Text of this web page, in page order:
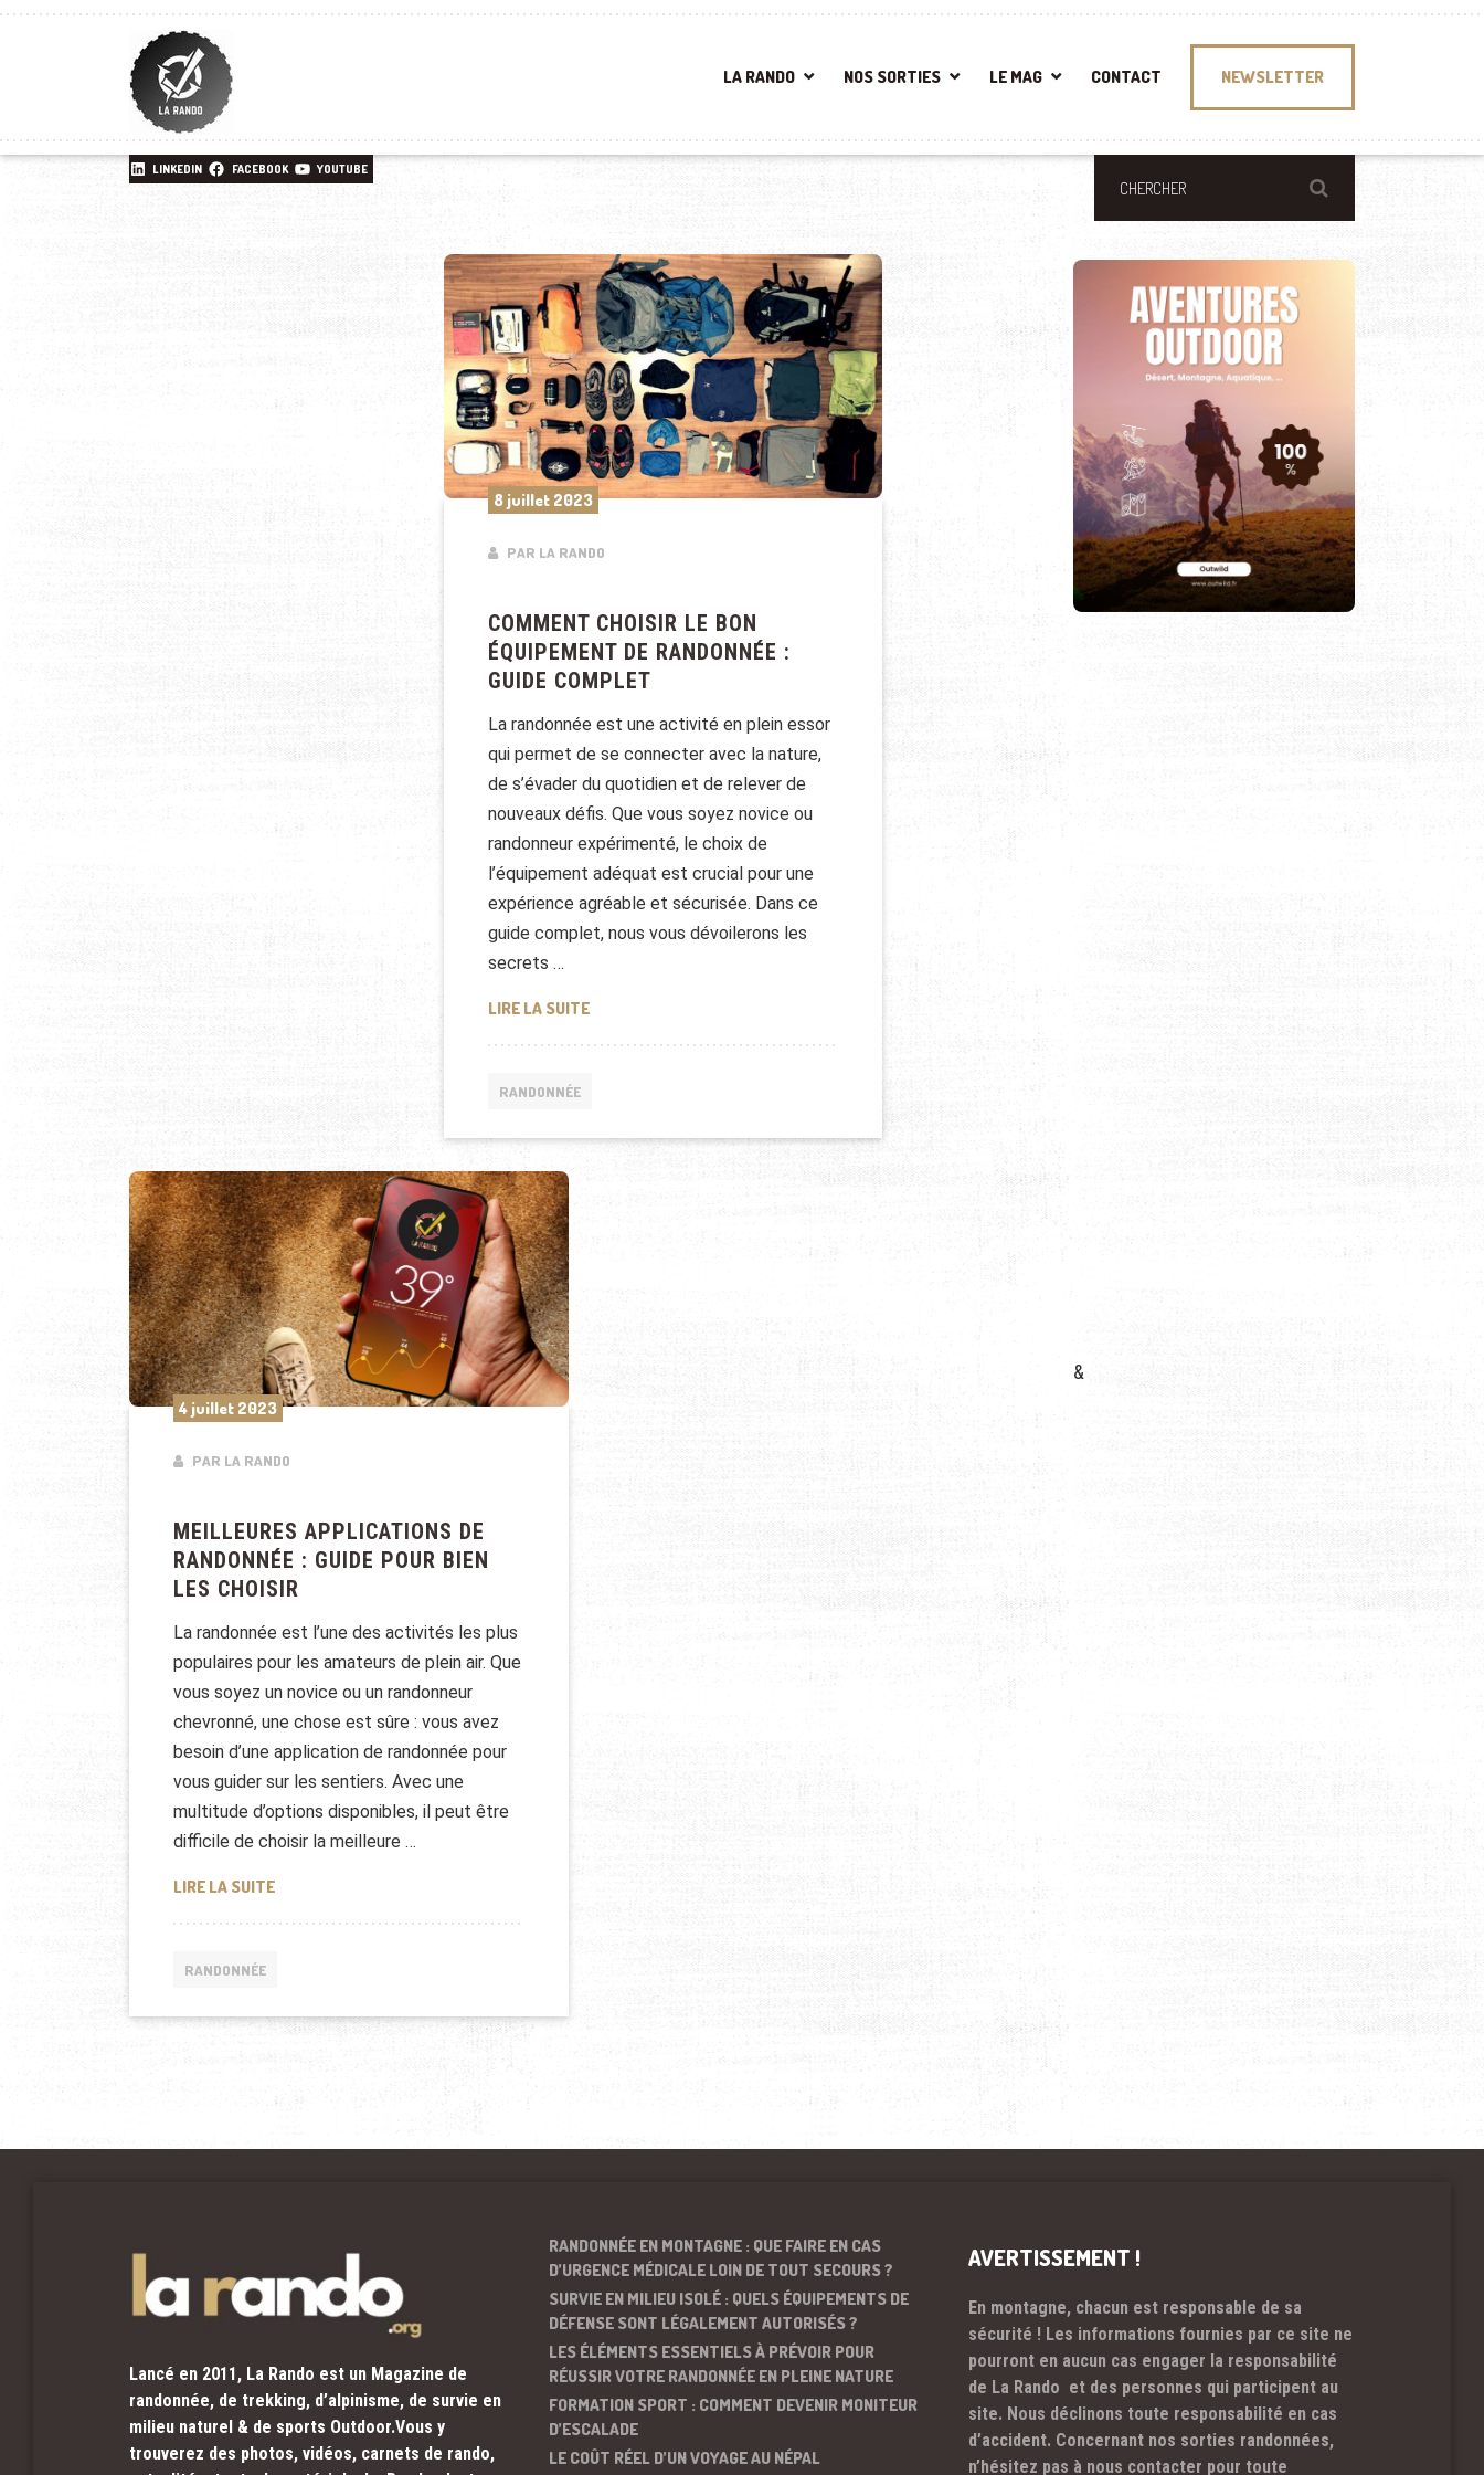
LA RANDO NOS SORTIES LE MAG CONTACT NEWSLETTER
LINKEDIN FACEBOOK YOUTUBE
8 juillet 2023
PAR LA RANDO
COMMENT CHOISIR LE BON
ÉQUIPEMENT DE RANDONNÉE :
GUIDE COMPLET
La randonnée est une activité en plein essor
qui permet de se connecter avec la nature,
de s’évader du quotidien et de relever de
nouveaux défis. Que vous soyez novice ou
randonneur expérimenté, le choix de
l’équipement adéquat est crucial pour une
expérience agréable et sécurisée. Dans ce
guide complet, nous vous dévoilerons les
secrets …
LIRE LA SUITECOMMENT CHOISIR LE BON ÉQUIPEMENT DE RANDONNÉE : GUIDE COMPLET
RANDONNÉE
4 juillet 2023
PAR LA RANDO
MEILLEURES APPLICATIONS DE
RANDONNÉE : GUIDE POUR BIEN
LES CHOISIR
La randonnée est l’une des activités les plus
populaires pour les amateurs de plein air. Que
vous soyez un novice ou un randonneur
chevronné, une chose est sûre : vous avez
besoin d’une application de randonnée pour
vous guider sur les sentiers. Avec une
multitude d’options disponibles, il peut être
difficile de choisir la meilleure …
LIRE LA SUITEMEILLEURES APPLICATIONS DE RANDONNÉE : GUIDE POUR BIEN LES CHOISIR
RANDONNÉE
&
Lancé en 2011, La Rando est un Magazine de
randonnée, de trekking, d’alpinisme, de survie en
milieu naturel & de sports Outdoor.Vous y
trouverez des photos, vidéos, carnets de rando,
RANDONNÉE EN MONTAGNE : QUE FAIRE EN CAS
D’URGENCE MÉDICALE LOIN DE TOUT SECOURS ?
SURVIE EN MILIEU ISOLÉ : QUELS ÉQUIPEMENTS DE
DÉFENSE SONT LÉGALEMENT AUTORISÉS ?
LES ÉLÉMENTS ESSENTIELS À PRÉVOIR POUR
RÉUSSIR VOTRE RANDONNÉE EN PLEINE NATURE
FORMATION SPORT : COMMENT DEVENIR MONITEUR
D’ESCALADE
LE COÛT RÉEL D’UN VOYAGE AU NÉPAL
AVERTISSEMENT !
En montagne, chacun est responsable de sa
sécurité ! Les informations fournies par ce site ne
pourront en aucun cas engager la responsabilité
de La Rando et des personnes qui participent au
site. Nous déclinons toute responsabilité en cas
d’accident. Concernant nos sorties randonnées,
n’hésitez pas à nous contacter pour toute